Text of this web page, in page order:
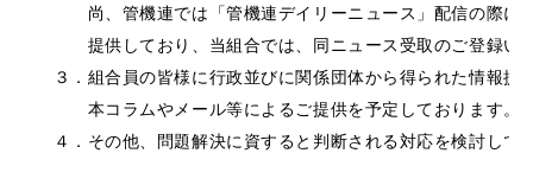
尚、管機連では「管機連デイリーニュース」配信の際に、
提供しており、当組合では、同ニュース受取のご登録いた
３．組合員の皆様に行政並びに関係団体から得られた情報提
本コラムやメール等によるご提供を予定しております。
４．その他、問題解決に資すると判断される対応を検討して